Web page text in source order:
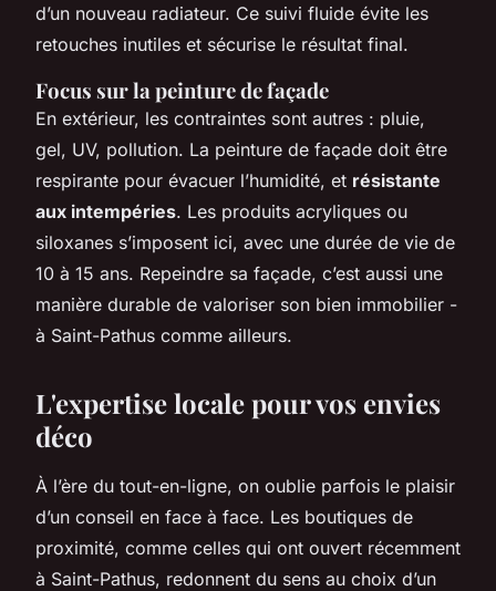
d’un nouveau radiateur. Ce suivi fluide évite les
retouches inutiles et sécurise le résultat final.
Focus sur la peinture de façade
En extérieur, les contraintes sont autres : pluie,
gel, UV, pollution. La peinture de façade doit être
respirante pour évacuer l’humidité, et résistante
aux intempéries. Les produits acryliques ou
siloxanes s’imposent ici, avec une durée de vie de
10 à 15 ans. Repeindre sa façade, c’est aussi une
manière durable de valoriser son bien immobilier -
à Saint-Pathus comme ailleurs.
L'expertise locale pour vos envies
déco
À l’ère du tout-en-ligne, on oublie parfois le plaisir
d’un conseil en face à face. Les boutiques de
proximité, comme celles qui ont ouvert récemment
à Saint-Pathus, redonnent du sens au choix d’un